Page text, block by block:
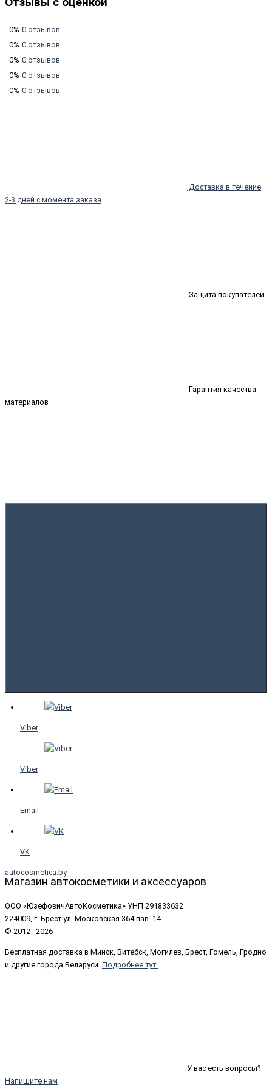
0% 0 отзывов
0% 0 отзывов
0% 0 отзывов
0% 0 отзывов
0% 0 отзывов
Доставка в течение
2-3 дней с момента заказа
Защита покупателей
Гарантия качества
материалов
Viber
Viber
Email
VK
autocosmetica.by
Магазин автокосметики и аксессуаров
ООО «ЮзефовичАвтоКосметика» УНП 291833632
224009, г. Брест ул. Московская 364 пав. 14
© 2012 - 2026
Бесплатная доставка в Минск, Витебск, Могилев, Брест, Гомель, Гродно
и другие города Беларуси. Подробнее тут.
У вас есть вопросы?
Напишите нам